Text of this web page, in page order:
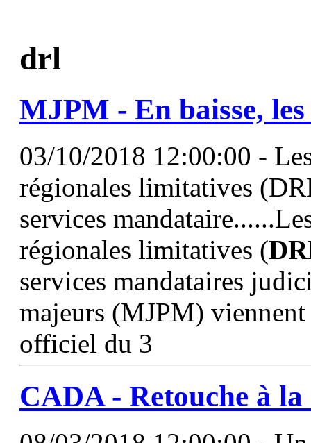
drl
MJPM - En baisse,
03/10/2018 12:00:00 -
régionales limitatives
services
régionales limitatives (
services mandataires
majeurs (MJPM)
officiel du 3
CADA - Retouche à